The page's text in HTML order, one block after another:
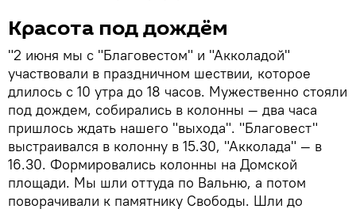
Красота под дождём
"2 июня мы с "Благовестом" и "Акколадой"
участвовали в праздничном шествии, которое
длилось с 10 утра до 18 часов. Мужественно стояли
под дождем, собирались в колонны — два часа
пришлось ждать нашего "выхода". "Благовест"
выстраивался в колонну в 15.30, "Акколада" — в
16.30. Формировались колонны на Домской
площади. Мы шли оттуда по Вальню, а потом
поворачивали к памятнику Свободы. Шли до